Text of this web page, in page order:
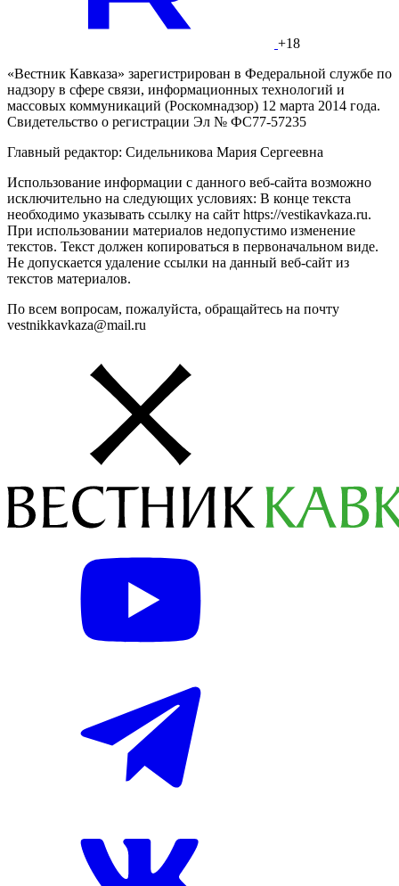
+18
«Вестник Кавказа» зарегистрирован в Федеральной службе по
надзору в сфере связи, информационных технологий и
массовых коммуникаций (Роскомнадзор) 12 марта 2014 года.
Свидетельство о регистрации Эл № ФС77-57235
Главный редактор: Сидельникова Мария Сергеевна
Использование информации с данного веб-сайта возможно
исключительно на следующих условиях: В конце текста
необходимо указывать ссылку на сайт https://vestikavkaza.ru.
При использовании материалов недопустимо изменение
текстов. Текст должен копироваться в первоначальном виде.
Не допускается удаление ссылки на данный веб-сайт из
текстов материалов.
По всем вопросам, пожалуйста, обращайтесь на почту
vestnikkavkaza@mail.ru